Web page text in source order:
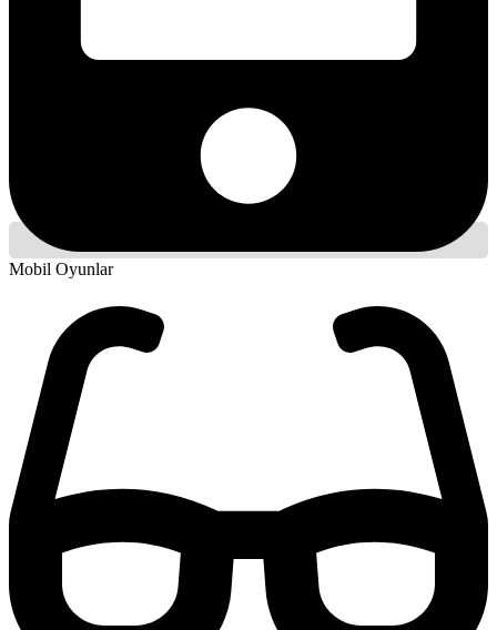
Mobil Oyunlar